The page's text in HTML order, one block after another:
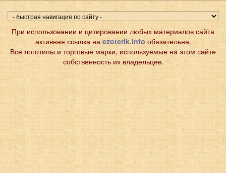
При использовании и цитировании любых материалов сайта
активная ссылка на ezoterik.info обязательна.
Все логотипы и торговые марки, используемые на этом сайте
собственность их владельцев.